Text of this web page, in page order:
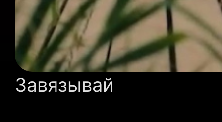
Завязывай